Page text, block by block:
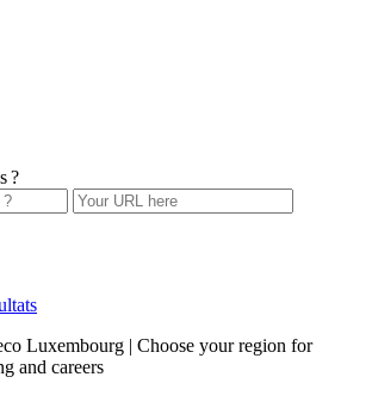
?
Luxembourg | Choose your region for
and careers